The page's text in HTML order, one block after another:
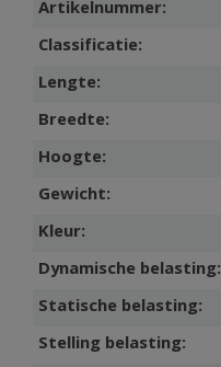
Artikelnummer:
Classificatie:
Lengte:
Breedte:
Hoogte:
Gewicht:
Kleur:
Dynamische belasting:
Statische belasting:
Stelling belasting: